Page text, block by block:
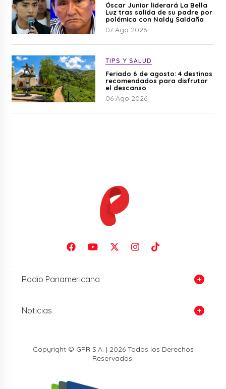
Óscar Junior liderará La Bella
Luz tras salida de su padre por
polémica con Naldy Saldaña
07 Ago 2026
TIPS Y SALUD
Feriado 6 de agosto: 4 destinos
recomendados para disfrutar
el descanso
06 Ago 2026
Radio Panamericana
Noticias
Copyright © GPR S.A. | 2026 Todos los Derechos
Reservados.